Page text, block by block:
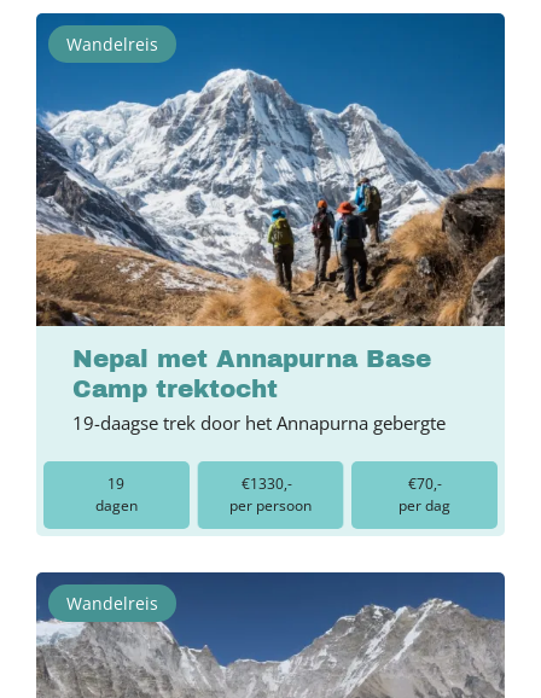
Wandelreis
Nepal met Annapurna Base
Camp trektocht
19-daagse trek door het Annapurna gebergte
19
dagen
€1330,-
per persoon
€70,-
per dag
Wandelreis